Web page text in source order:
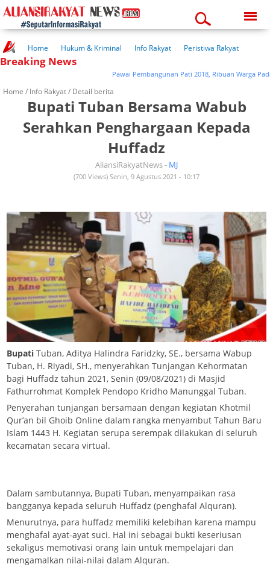
05:24:34 pm
Home Hukum & Kriminal Info Rakyat
Peristiwa Rakyat
Kuliner Rakyat
Wisata Rakyat
Breaking News
Pawai Pembangunan Pati 2018, Ribuan Warga Padati
Home / Info Rakyat/ Detail berita
Bupati Tuban Bersama Wabub
Serahkan Penghargaan Kepada
Huffadz
AliansiRakyatNews - MJ
(700 Views) Senin, 9 Agustus 2021 - 10:17
Bupati Tuban, Aditya Halindra Faridzky, SE., bersama Wabup
Tuban, H. Riyadi, SH., menyerahkan Tunjangan Kehormatan
bagi Huffadz tahun 2021, Senin (09/08/2021) di Masjid
Fathurrohmat Komplek Pendopo Kridho Manunggal Tuban.
Penyerahan tunjangan bersamaan dengan kegiatan Khotmil
Qur’an bil Ghoib Online dalam rangka menyambut Tahun Baru
Islam 1443 H. Kegiatan serupa serempak dilakukan di seluruh
kecamatan secara virtual.
Dalam sambutannya, Bupati Tuban, menyampaikan rasa
bangganya kepada seluruh Huffadz (penghafal Alquran).
Menurutnya, para huffadz memiliki kelebihan karena mampu
menghafal ayat-ayat suci. Hal ini sebagai bukti keseriusan
sekaligus memotivasi orang lain untuk mempelajari dan
mengamalkan nilai-nilai dalam Alquran.